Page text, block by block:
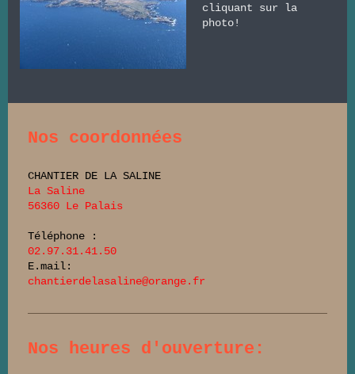
cliquant sur la
photo!
Nos coordonnées
CHANTIER DE LA SALINE
La Saline
56360 Le Palais
Téléphone :
02.97.31.41.50
E.mail:
chantierdelasaline@orange.fr
Nos heures d'ouverture: